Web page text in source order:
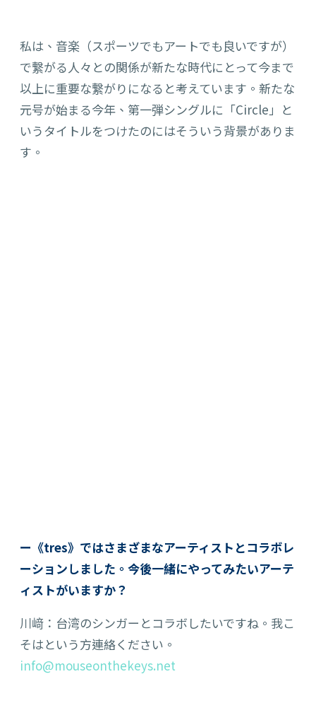
私は、音楽（スポーツでもアートでも良いですが）
で繋がる人々との関係が新たな時代にとって今まで
以上に重要な繋がりになると考えています。新たな
元号が始まる今年、第一弾シングルに「Circle」と
いうタイトルをつけたのにはそういう背景がありま
す。
ー《tres》ではさまざまなアーティストとコラボレ
ーションしました。今後一緒にやってみたいアーテ
ィストがいますか？
川﨑：台湾のシンガーとコラボしたいですね。我こ
そはという方連絡ください。
info@mouseonthekeys.net